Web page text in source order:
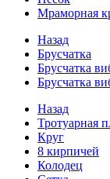
Мраморная
Назад
Брусчатка
Брусчатка
Брусчатка
Назад
Тротуарная
Круг
8 кирпичей
Колодец